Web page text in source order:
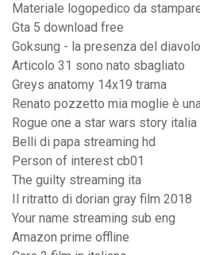
Materiale logopedico da
Gta 5 download free
Goksung - la presenza del
Articolo 31 sono nato sbagliato
Greys anatomy 14x19 trama
Renato pozzetto mia moglie è
Rogue one a star wars story italia
Belli di papa streaming hd
Person of interest cb01
The guilty streaming ita
Il ritratto di dorian gray film 2018
Your name streaming sub eng
Amazon prime offline